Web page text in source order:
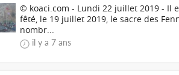
© koaci.com - Lundi 22 juillet 2019 - Il
fêté, le 19 juillet 2019, le sacre des
nombr...
il y a 7 ans